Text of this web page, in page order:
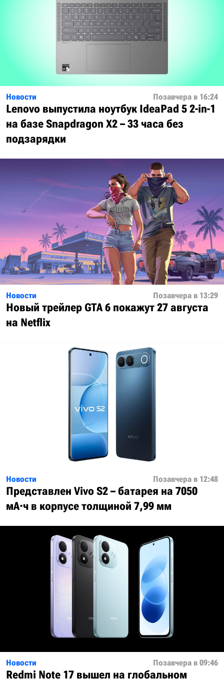
Новости Позавчера в 16:24
Lenovo выпустила ноутбук IdeaPad 5 2-in-1
на базе Snapdragon X2 – 33 часа без
подзарядки
Новости Позавчера в 13:29
Новый трейлер GTA 6 покажут 27 августа
на Netflix
Новости Позавчера в 12:48
Представлен Vivo S2 – батарея на 7050
мА·ч в корпусе толщиной 7,99 мм
Новости Позавчера в 09:46
Redmi Note 17 вышел на глобальном